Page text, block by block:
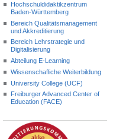
Hochschuldidaktikzentrum
Baden-Württemberg
Bereich Qualitätsmanagement
und Akkreditierung
Bereich Lehrstrategie und
Digitalisierung
Abteilung E-Learning
Wissenschafliche Weiterbildung
University College (UCF)
Freiburger Advanced Center of
Education (FACE)